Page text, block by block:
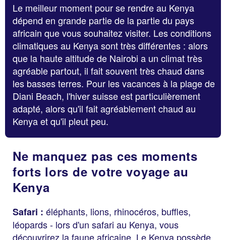
Le meilleur moment pour se rendre au Kenya
dépend en grande partie de la partie du pays
africain que vous souhaitez visiter. Les conditions
climatiques au Kenya sont très différentes : alors
que la haute altitude de Nairobi a un climat très
agréable partout, il fait souvent très chaud dans
les basses terres. Pour les vacances à la plage de
Diani Beach, l'hiver suisse est particulièrement
adapté, alors qu'il fait agréablement chaud au
Kenya et qu'il pleut peu.
Ne manquez pas ces moments
forts lors de votre voyage au
Kenya
Safari : éléphants, lions, rhinocéros, buffles,
léopards - lors d'un safari au Kenya, vous
découvrirez la faune africaine. Le Kenya possède